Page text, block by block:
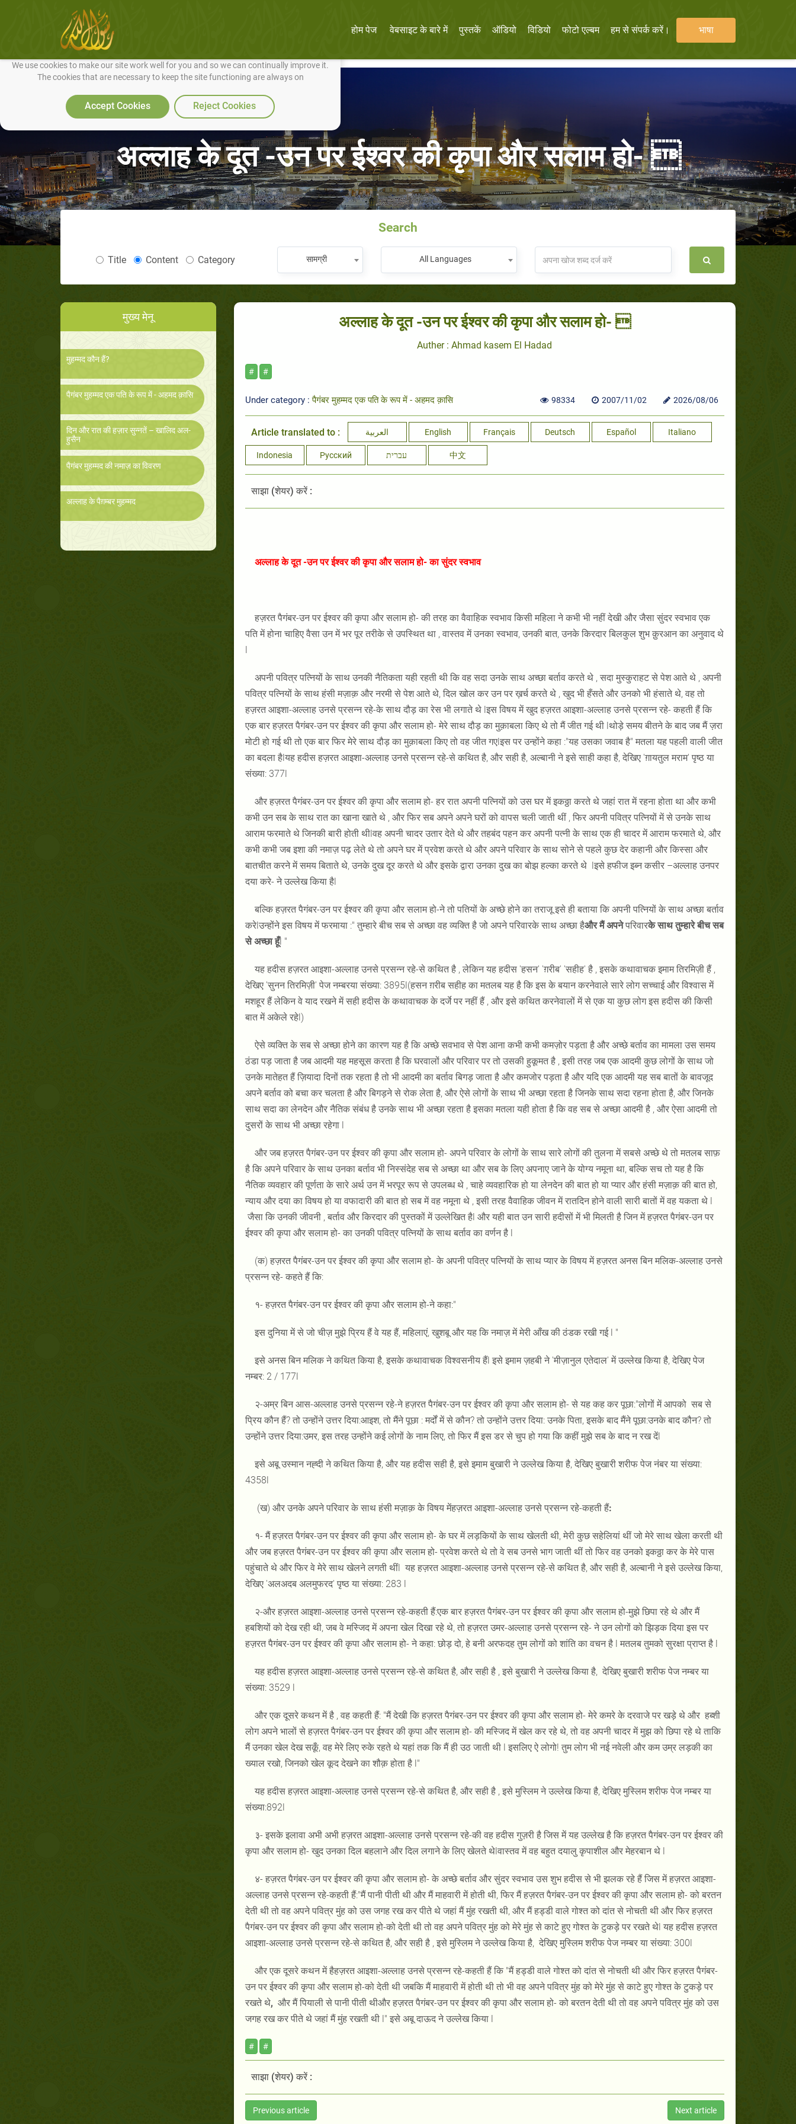
We use cookies to make our site work well for you and so we can continually improve it.
The cookies that are necessary to keep the site functioning are always on
Accept Cookies Reject Cookies
होम पेज वेबसाइट के बारे में पुस्तकें ऑडियो विडियो फोटो एल्बम हम से संपर्क करें। भाषा
अल्लाह के दूत -उन पर ईश्वर की कृपा और सलाम हो- 
Search
Title Content Category सामग्री All Languages
मुख्य मेनू
मुहम्मद कौन हैं?
पैगंबर मुहम्मद एक पति के रूप में - अहमद क़ासि
दिन और रात की हज़ार सुन्नतें – खालिद अल-
हुसैन
पैगंबर मुहम्मद की नमाज़ का विवरण
अल्लाह के पैग़म्बर मुहम्मद
अल्लाह के दूत -उन पर ईश्वर की कृपा और सलाम हो- 
Auther : Ahmad kasem El Hadad
# #
Under category :पैगंबर मुहम्मद एक पति के रूप में - अहमद क़ासि 98334 2007/11/02 2026/08/06
Article translated to : العربية English Français Deutsch Español Italiano
Indonesia Русский עברית 中文
साझा (शेयर) करें :
अल्लाह के दूत-उन पर ईश्वर की कृपा और सलाम हो- का सुंदर स्वभाव
हज़रत पैगंबर-उन पर ईश्वर की कृपा और सलाम हो- की तरह का वैवाहिक स्वभाव किसी महिला ने कभी भी नहीं देखी और जैसा सुंदर स्वभाव एक
पति में होना चाहिए वैसा उन में भर पूर तरीके से उपस्थित था , वास्तव में उनका स्वभाव, उनकी बात, उनके किरदार बिलकुल शुभ क़ुरआन का अनुवाद थे
l
अपनी पवित्र पत्नियों के साथ उनकी नैतिकता यही रहती थी कि वह सदा उनके साथ अच्छा बर्ताव करते थे , सदा मुस्कुराहट से पेश आते थे , अपनी
पवित्र पत्नियों के साथ हंसी मज़ाक़ और नरमी से पेश आते थे, दिल खोल कर उन पर ख़र्च करते थे , खुद भी हँसते और उनको भी हंसाते थे, वह तो
हज़रत आइशा-अल्लाह उनसे प्रसन्न रहे-के साथ दौड़ का रेस भी लगाते थे lइस विषय में खुद हज़रत आइशा-अल्लाह उनसे प्रसन्न रहे- कहती हैं कि
एक बार हज़रत पैगंबर-उन पर ईश्वर की कृपा और सलाम हो- मेरे साथ दौड़ का मुक़ाबला किए थे तो मैं जीत गई थी lथोड़े समय बीतने के बाद जब मैं ज़रा
मोटी हो गई थी तो एक बार फिर मेरे साथ दौड़ का मुक़ाबला किए तो वह जीत गएlइस पर उन्होंने कहा :"यह उसका जवाब है" मतला यह पहली वाली जीत
का बदला हैlयह हदीस हज़रत आइशा-अल्लाह उनसे प्रसन्न रहे-से कथित है, और सही है, अल्बानी ने इसे साही कहा है, देखिए 'ग़ायतुल मराम' पृष्ठ या
संख्या: 377l
और हज़रत पैगंबर-उन पर ईश्वर की कृपा और सलाम हो- हर रात अपनी पत्नियों को उस घर में इकठ्ठा करते थे जहां रात में रहना होता था और कभी
कभी उन सब के साथ रात का खाना खाते थे , और फिर सब अपने अपने घरों को वापस चली जाती थीं , फिर अपनी पवित्र पत्नियों में से उनके साथ
आराम फरमाते थे जिनकी बारी होती थीlवह अपनी चादर उतार देते थे और तहबंद पहन कर अपनी पत्नी के साथ एक ही चादर में आराम फरमाते थे, और
कभी कभी जब इशा की नमाज़ पढ़ लेते थे तो अपने घर में प्रवेश करते थे और अपने परिवार के साथ सोने से पहले कुछ देर कहानी और किस्सा और
बातचीत करने में समय बिताते थे, उनके दुख दूर करते थे और इसके द्वारा उनका दुख का बोझ हल्का करते थे lइसे हफीज इब्न कसीर –अल्लाह उनपर
दया करे- ने उल्लेख किया हैl
बल्कि हज़रत पैगंबर-उन पर ईश्वर की कृपा और सलाम हो-ने तो पतियों के अच्छे होने का तराजू इसे ही बताया कि अपनी पत्नियों के साथ अच्छा बर्ताव
करेlउन्होंने इस विषय में फरमाया :" तुम्हारे बीच सब से अच्छा वह व्यक्ति है जो अपने परिवारके साथ अच्छा हैऔर मैं अपनेपरिवारके साथ तुम्हारे बीच सब
से अच्छा हूँl "
यह हदीस हज़रत आइशा-अल्लाह उनसे प्रसन्न रहे-से कथित है , लेकिन यह हदीस 'हसन' 'ग़रीब' 'सहीह' है , इसके कथावाचक इमाम तिरमिज़ी हैं ,
देखिए 'सुनन तिरमिज़ी' पेज नम्बरया संख्या: 3895l(हसन ग़रीब सहीह का मतलब यह है कि इस के बयान करनेवाले सारे लोग सच्चाई और विश्वास में
मशहूर हैं लेकिन वे याद रखने में सही हदीस के कथावाचक के दर्जे पर नहीं हैं , और इसे कथित करनेवालों में से एक या कुछ लोग इस हदीस की किसी
बात में अकेले रहेl)
ऐसे व्यक्ति के सब से अच्छा होने का कारण यह है कि अच्छे सवभाव से पेश आना कभी कभी कमज़ोर पड़ता है और अच्छे बर्ताव का मामला उस समय
ठंडा पड़ जाता है जब आदमी यह महसूस करता है कि घरवालों और परिवार पर तो उसकी हुकूमत है , इसी तरह जब एक आदमी कुछ लोगों के साथ जो
उनके मातेहत हैं ज़ियादा दिनों तक रहता है तो भी आदमी का बर्ताव बिगड़ जाता है और कमजोर पड़ता है और यदि एक आदमी यह सब बातों के बावजूद
अपने बर्ताव को बचा कर चलता है और बिगड़ने से रोक लेता है, और ऐसे लोगों के साथ भी अच्छा रहता है जिनके साथ सदा रहना होता है, और जिनके
साथ सदा का लेनदेन और नैतिक संबंध है उनके साथ भी अच्छा रहता है इसका मतला यही होता है कि वह सब से अच्छा आदमी है , और ऐसा आदमी तो
दुसरों के साथ भी अच्छा रहेगा l
और जब हज़रत पैगंबर-उन पर ईश्वर की कृपा और सलाम हो- अपने परिवार के लोगों के साथ सारे लोगों की तुलना में सबसे अच्छे थे तो मतलब साफ़
है कि अपने परिवार के साथ उनका बर्ताव भी निस्संदेह सब से अच्छा था और सब के लिए अपनाए जाने के योग्य नमूना था, बल्कि सच तो यह है कि
नैतिक व्यवहार की पूर्णता के सारे अर्थ उन में भरपूर रूप से उपलब्ध थे , चाहे व्यवहारिक हो या लेनदेन की बात हो या प्यार और हंसी मज़ाक़ की बात हो,
न्याय और दया का विषय हो या वफादारी की बात हो सब में वह नमूना थे , इसी तरह वैवाहिक जीवन में रातदिन होने वाली सारी बातों में वह यकता थे l
जैसा कि उनकी जीवनी , बर्ताव और किरदार की पुस्तकों में उल्लेखित हैl और यही बात उन सारी हदीसों में भी मिलती है जिन में हज़रत पैगंबर-उन पर
ईश्वर की कृपा और सलाम हो- का उनकी पवित्र पत्नियों के साथ बर्ताव का वर्णन है l
(क) हज़रत पैगंबर-उन पर ईश्वर की कृपा और सलाम हो- के अपनी पवित्र पत्नियों के साथ प्यार के विषय में हज़रत अनस बिन मलिक-अल्लाह उनसे
प्रसन्न रहे- कहते हैं कि:
१- हज़रत पैगंबर-उन पर ईश्वर की कृपा और सलाम हो-ने कहा:"
इस दुनिया में से जो चीज़ मुझे प्रिय हैं वे यह हैं, महिलाएं, खुशबू और यह कि नमाज़ में मेरी आँख की ठंडक रखी गई l "
इसे अनस बिन मलिक ने कथित किया है, इसके कथावाचक विश्वसनीय हैंl इसे इमाम ज़हबी ने 'मीज़ानुल एतेदाल' में उल्लेख किया है, देखिए पेज
नम्बर: 2 / 177l
२-अम्र बिन आस-अल्लाह उनसे प्रसन्न रहे-ने हज़रत पैगंबर-उन पर ईश्वर की कृपा और सलाम हो- से यह कह कर पूछा:"लोगों में आपको सब से
प्रिय कौन हैं? तो उन्होंने उत्तर दिया:आइश, तो मैंने पूछा : मर्दों में से कौन? तो उन्होंने उत्तर दिया: उनके पिता, इसके बाद मैंने पूछा:उनके बाद कौन? तो
उन्होंने उत्तर दिया:उमर, इस तरह उन्होंने कई लोगों के नाम लिए, तो फिर मैं इस डर से चुप हो गया कि कहीं मुझे सब के बाद न रख देंl
इसे अबू उस्मान नह्दी ने कथित किया है, और यह हदीस सही है, इसे इमाम बुखारी ने उल्लेख किया है, देखिए बुखारी शरीफ पेज नंबर या संख्या:
4358l
(ख) और उनके अपने परिवार के साथ हंसी मज़ाक़ के विषय मेंहज़रत आइशा-अल्लाह उनसे प्रसन्न रहे-कहती हैं:
१- मैं हज़रत पैगंबर-उन पर ईश्वर की कृपा और सलाम हो- के घर में लड़कियों के साथ खेलती थी, मेरी कुछ सहेलियां थीं जो मेरे साथ खेला करती थी
और जब हज़रत पैगंबर-उन पर ईश्वर की कृपा और सलाम हो- प्रवेश करते थे तो वे सब उनसे भाग जाती थीं तो फिर वह उनको इकठ्ठा कर के मेरे पास
पहुंचाते थे और फिर वे मेरे साथ खेलने लगती थींl यह हज़रत आइशा-अल्लाह उनसे प्रसन्न रहे-से कथित है, और सही है, अल्बानी ने इसे उल्लेख किया,
देखिए 'अलअदब अलमुफरद' पृष्ठ या संख्या: 283 l
२-और हज़रत आइशा-अल्लाह उनसे प्रसन्न रहे-कहती हैं:एक बार हज़रत पैगंबर-उन पर ईश्वर की कृपा और सलाम हो-मुझे छिपा रहे थे और मैं
हबशियों को देख रही थी, जब वे मस्जिद में अपना खेल दिखा रहे थे, तो हज़रत उमर-अल्लाह उनसे प्रसन्न रहे- ने उन लोगों को झिड़क दिया इस पर
हज़रत पैगंबर-उन पर ईश्वर की कृपा और सलाम हो- ने कहा: छोड़ दो, हे बनी अरफदह तुम लोगों को शांति का वचन है l मतलब तुमको सुरक्षा प्राप्त है l
यह हदीस हज़रत आइशा-अल्लाह उनसे प्रसन्न रहे-से कथित है, और सही है , इसे बुखारी ने उल्लेख किया है, देखिए बुखारी शरीफ पेज नम्बर या
संख्या: 3529 l
और एक दूसरे कथन में है , वह कहती हैं: "मैं देखी कि हज़रत पैगंबर-उन पर ईश्वर की कृपा और सलाम हो- मेरे कमरे के दरवाजे पर खड़े थे और हब्शी
लोग अपने भालों से हज़रत पैगंबर-उन पर ईश्वर की कृपा और सलाम हो- की मस्जिद में खेल कर रहे थे, तो वह अपनी चादर में मुझ को छिपा रहे थे ताकि
मैं उनका खेल देख सकूँ, वह मेरे लिए रुके रहते थे यहां तक कि मैं ही उठ जाती थी l इसलिए ऐ लोगो! तुम लोग भी नई नवेली और कम उम्र लड़की का
ख्याल रखो, जिनको खेल कूद देखने का शौक़ होता है l"
यह हदीस हज़रत आइशा-अल्लाह उनसे प्रसन्न रहे-से कथित है, और सही है , इसे मुस्लिम ने उल्लेख किया है, देखिए मुस्लिम शरीफ पेज नम्बर या
संख्या:892l
३- इसके इलावा अभी अभी हज़रत आइशा-अल्लाह उनसे प्रसन्न रहे-की वह हदीस गुज़री है जिस में यह उल्लेख है कि हज़रत पैगंबर-उन पर ईश्वर की
कृपा और सलाम हो- खुद उनका दिल बहलाने और दिल लगाने के लिए खेलते थेlवास्तव में वह बहुत दयालु कृपाशील और मेहरबान थे l
४- हज़रत पैगंबर-उन पर ईश्वर की कृपा और सलाम हो- के अच्छे बर्ताव और सुंदर स्वभाव उस शुभ हदीस से भी झलक रहे हैं जिस में हज़रत आइशा-
अल्लाह उनसे प्रसन्न रहे-कहती हैं:"मैं पानी पीती थी और मैं माहवारी में होती थी, फिर मैं हज़रत पैगंबर-उन पर ईश्वर की कृपा और सलाम हो- को बरतन
देती थी तो वह अपने पवित्र मुंह को उस जगह रख कर पीते थे जहां मैं मुंह रखती थी, और मैं हड्डी वाले गोश्त को दांत से नोचती थी और फिर हज़रत
पैगंबर-उन पर ईश्वर की कृपा और सलाम हो-को देती थी तो वह अपने पवित्र मुंह को मेरे मुंह से काटे हुए गोश्त के टुकड़े पर रखते थेl यह हदीस हज़रत
आइशा-अल्लाह उनसे प्रसन्न रहे-से कथित है, और सही है , इसे मुस्लिम ने उल्लेख किया है, देखिए मुस्लिम शरीफ पेज नम्बर या संख्या: 300l
और एक दूसरे कथन में हैहज़रत आइशा-अल्लाह उनसे प्रसन्न रहे-कहती हैं कि "मैं हड्डी वाले गोश्त को दांत से नोचती थी और फिर हज़रत पैगंबर-
उन पर ईश्वर की कृपा और सलाम हो-को देती थी जबकि मैं माहवारी में होती थी तो भी वह अपने पवित्र मुंह को मेरे मुंह से काटे हुए गोश्त के टुकड़े पर
रखते थे, और मैं पियाली से पानी पीती थीऔर हज़रत पैगंबर-उन पर ईश्वर की कृपा और सलाम हो- को बरतन देती थी तो वह अपने पवित्र मुंह को उस
जगह रख कर पीते थे जहां मैं मुंह रखती थी l" इसे अबू दाऊद ने उल्लेख किया l
# #
साझा (शेयर) करें :
Previous article Next article